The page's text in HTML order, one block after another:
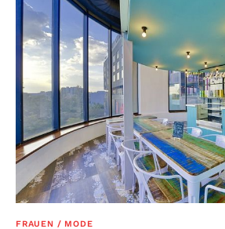
FRAUEN / MODE